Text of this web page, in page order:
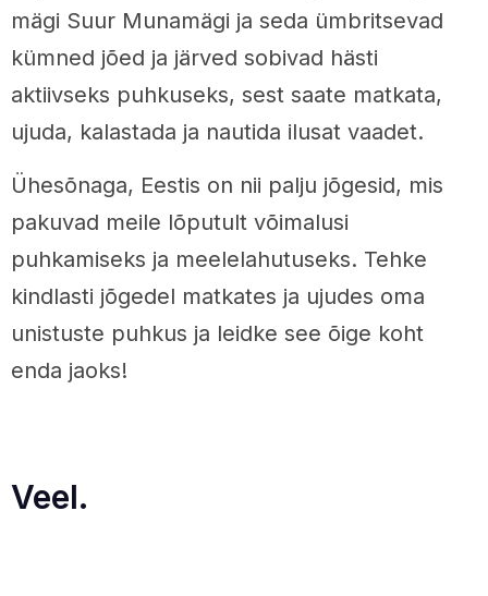
mägi Suur Munamägi ja seda ümbritsevad
kümned jõed ja järved sobivad hästi
aktiivseks puhkuseks, sest saate matkata,
ujuda, kalastada ja nautida ilusat vaadet.
Ühesõnaga, Eestis on nii palju jõgesid, mis
pakuvad meile lõputult võimalusi
puhkamiseks ja meelelahutuseks. Tehke
kindlasti jõgedel matkates ja ujudes oma
unistuste puhkus ja leidke see õige koht
enda jaoks!
Veel.